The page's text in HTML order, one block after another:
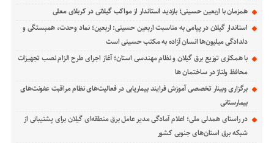
همزمان با اربعین حسینی؛ بازدید استاندار از مواکب گیلانی در کربلای معلی
استاندار گیلان در پیامی به مناسبت اربعین حسینی: اربعین؛ نماد وحدت، همبستگی و
دلدادگی میلیون‌ها انسان آزاده به مکتب حسینی است
با همکاری توزیع برق گیلان و نظام مهندسی استان؛ آغاز اجرای طرح الزام نصب تجهیزات
محافظ ولتاژ در ساختمان ها
برگزاری وبینار تخصصی آموزش فرایند بیماریابی در فعالیت‌های نظام مراقبت عفونت‌های
بیمارستانی
در راستای همدلی ملی؛ اعلام آمادگی مدیر عامل برق منطقه‌ای گیلان برای پشتیبانی از
شبكه برق استان‌های جنوبی كشور